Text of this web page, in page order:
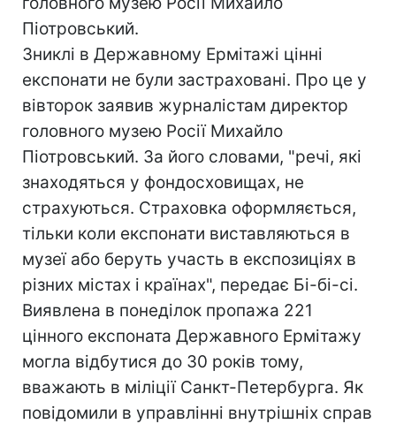
Піотровський.
Зниклі в Державному Ермітажі цінні
експонати не були застраховані. Про це у
вівторок заявив журналістам директор
головного музею Росії Михайло
Піотровський. За його словами, "речі, які
знаходяться у фондосховищах, не
страхуються. Страховка оформляється,
тільки коли експонати виставляються в
музеї або беруть участь в експозиціях в
різних містах і країнах", передає Бі-бі-сі.
Виявлена в понеділок пропажа 221
цінного експоната Державного Ермітажу
могла відбутися до 30 років тому,
вважають в міліції Санкт-Петербурга. Як
повідомили в управлінні внутрішніх справ